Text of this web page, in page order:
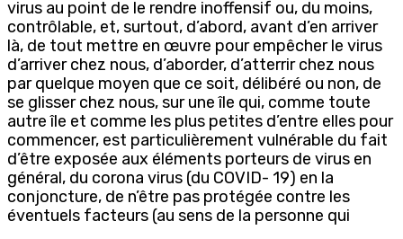
virus au point de le rendre inoffensif ou, du moins,
contrôlable, et, surtout, d’abord, avant d’en arriver
là, de tout mettre en œuvre pour empêcher le virus
d’arriver chez nous, d’aborder, d’atterrir chez nous
par quelque moyen que ce soit, délibéré ou non, de
se glisser chez nous, sur une île qui, comme toute
autre île et comme les plus petites d’entre elles pour
commencer, est particulièrement vulnérable du fait
d’être exposée aux éléments porteurs de virus en
général, du corona virus (du COVID- 19) en la
conjoncture, de n’être pas protégée contre les
éventuels facteurs (au sens de la personne qui